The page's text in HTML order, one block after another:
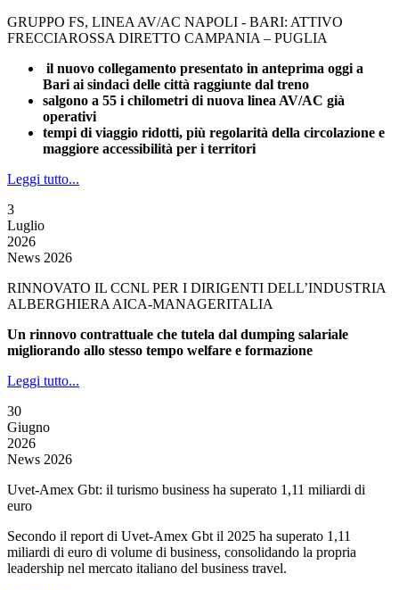
GRUPPO FS, LINEA AV/AC NAPOLI - BARI: ATTIVO
FRECCIAROSSA DIRETTO CAMPANIA – PUGLIA
il nuovo collegamento presentato in anteprima oggi a
Bari ai sindaci delle città raggiunte dal treno
salgono a 55 i chilometri di nuova linea AV/AC già
operativi
tempi di viaggio ridotti, più regolarità della circolazione e
maggiore accessibilità per i territori
Leggi tutto...
3
Luglio
2026
News 2026
RINNOVATO IL CCNL PER I DIRIGENTI DELL’INDUSTRIA
ALBERGHIERA AICA-MANAGERITALIA
Un rinnovo contrattuale che tutela dal dumping salariale
migliorando allo stesso tempo welfare e formazione
Leggi tutto...
30
Giugno
2026
News 2026
Uvet-Amex Gbt: il turismo business ha superato 1,11 miliardi di
euro
Secondo il report di Uvet-Amex Gbt il 2025 ha superato 1,11
miliardi di euro di volume di business, consolidando la propria
leadership nel mercato italiano del business travel.